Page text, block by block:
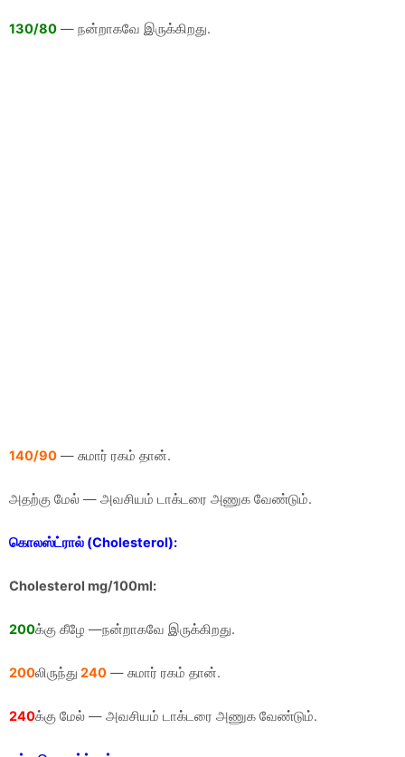
130/80 — நன்றாகவே இருக்கிறது.
140/90 — சுமார் ரகம் தான்.
அதற்கு மேல் — அவசியம் டாக்டரை அணுக வேண்டும்.
கொலஸ்ட்ரால் (Cholesterol):
Cholesterol mg/100ml:
200க்கு கீழே —நன்றாகவே இருக்கிறது.
200லிருந்து 240 — சுமார் ரகம் தான்.
240க்கு மேல் — அவசியம் டாக்டரை அணுக வேண்டும்.